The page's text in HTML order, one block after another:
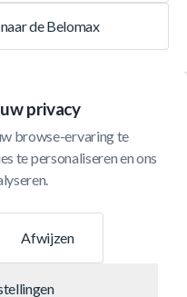
privacy
browse-ervaring te
te personaliseren en ons
Afwijzen
de Belomax